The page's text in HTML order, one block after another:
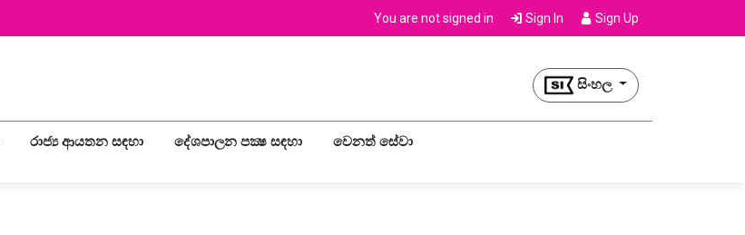
You are not signed in Sign In Sign Up
සිංහල
රාජ්‍ය ආයතන සඳහා දේශපාලන පක්‍ෂ සඳහා වෙනත් සේවා